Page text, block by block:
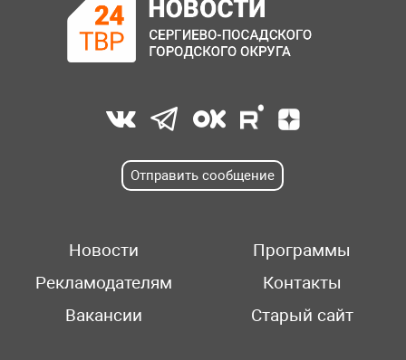
Отправить сообщение
Новости
Программы
Рекламодателям
Контакты
Вакансии
Старый сайт